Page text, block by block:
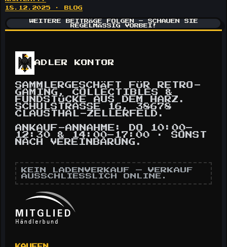
18.12.2025 · BLOG
WEITERE BEITRÄGE FOLGEN – SCHAUEN SIE
REGELMÄSSIG VORBEI!
ADLER KONTOR
SAMMLERGESCHÄFT FÜR RETRO-
GAMING, COLLECTIBLES &
FUNDSTÜCKE AUS DEM HARZ.
SCHULSTRASSE 16, 38678 C
LAUSTHAL-ZELLERFELD.
ANKAUF-ANNAHME: DO 10:00–
12:30 & 14:00–17:00 · SONST
NACH VEREINBARUNG.
KEIN LADENVERKAUF — VERKAUF
AUSSCHLIESSLICH ONLINE.